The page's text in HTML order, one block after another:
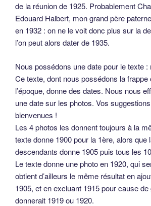
de la réunion de 1925. Probablement
Edouard Halbert, mon grand père
en 1932 : on ne le voit donc plus sur la
l’on peut alors dater de 1935.
Nous possédons une date pour le texte :
Ce texte, dont nous possédons la frappe
l’époque, donne des dates. Nous nous
une date sur les photos. Vos
bienvenues !
Les 4 photos les donnent toujours à la
texte donne 1900 pour la 1ère, alors que
descendants donne 1905 puis tous les
Le texte donne une photo en 1920, qui
obtient d’ailleurs le même résultat en
1905, et en excluant 1915 pour cause
donnerait 1919 ou 1920.